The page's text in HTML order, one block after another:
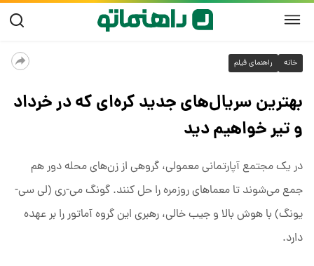
خانه راهنمای فیلم
بهترین سریال‌های جدید کره‌ای که در خرداد
و تیر خواهیم دید
در یک مجتمع آپارتمانی معمولی، گروهی از زن‌های محله دور هم
جمع می‌شوند تا معماهای روزمره را حل کنند. گونگ می-ری (لی سی-
یونگ) با هوش بالا و جیب خالی، رهبری این گروه آماتور را بر عهده
دارد.